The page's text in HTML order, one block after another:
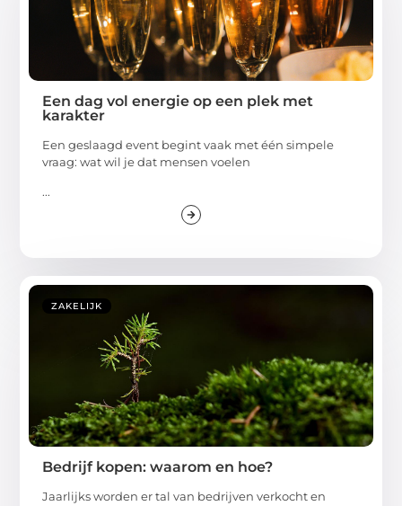
Een dag vol energie op een plek met
karakter
Een geslaagd event begint vaak met één simpele
vraag: wat wil je dat mensen voelen
...
ZAKELIJK
Bedrijf kopen: waarom en hoe?
Jaarlijks worden er tal van bedrijven verkocht en